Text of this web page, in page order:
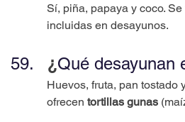
Sí, piña, papaya y coco.
incluidas en desayunos.
¿Qué desayunan
Huevos, fruta, pan tostado
ofrecen tortillas gunas